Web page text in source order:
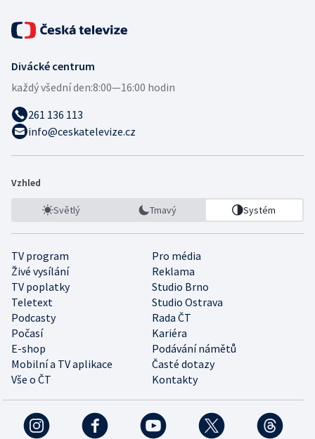
Divácké centrum
každý všední den:8:00—16:00 hodin
261 136 113
info@ceskatelevize.cz
Vzhled
Světlý Tmavý Systém
TV program
Pro média
Živé vysílání
Reklama
TV poplatky
Studio Brno
Teletext
Studio Ostrava
Podcasty
Rada ČT
Počasí
Kariéra
E-shop
Podávání námětů
Mobilní a TV aplikace
Časté dotazy
Vše o ČT
Kontakty